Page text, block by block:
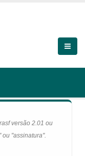
versão 2.01 ou
ou "assinatura".